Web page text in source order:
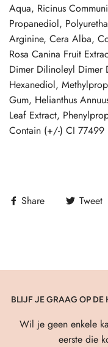
Aqua, Ricinus
Propanediol,
Arginine, Cera Alba,
Rosa Canina Fruit
Dimer Dilinoleyl Dimer
Hexanediol,
Gum, Helianthus
Leaf Extract,
Contain (+/-) CI 77499
Share Tweet
BLIJF JE GRAAG OP
Wil je geen enkele
eerste die